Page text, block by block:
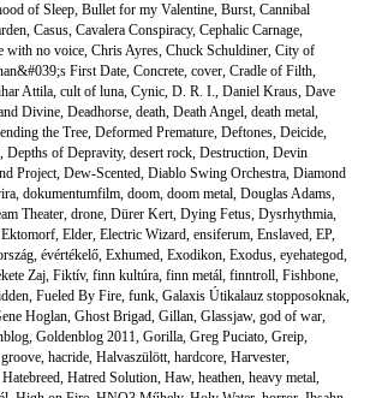
of Sleep, Bullet for my Valentine, Burst, Cannibal
, Casus, Cavalera Conspiracy, Cephalic Carnage,
with no voice, Chris Ayres, Chuck Schuldiner, City of
First Date, Concrete, cover, Cradle of Filth,
Attila, cult of luna, Cynic, D. R. I., Daniel Kraus, Dave
Divine, Deadhorse, death, Death Angel, death metal,
the Tree, Deformed Premature, Deftones, Deicide,
, Depths of Depravity, desert rock, Destruction, Devin
Project, Dew-Scented, Diablo Swing Orchestra, Diamond
, dokumentumfilm, doom, doom metal, Douglas Adams,
Theater, drone, Dürer Kert, Dying Fetus, Dysrhythmia,
Ektomorf, Elder, Electric Wizard, ensiferum, Enslaved, EP,
, évértékelő, Exhumed, Exodikon, Exodus, eyehategod,
Zaj, Fiktív, finn kultúra, finn metál, finntroll, Fishbone,
, Fueled By Fire, funk, Galaxis Útikalauz stopposoknak,
Hoglan, Ghost Brigad, Gillan, Glassjaw, god of war,
, Goldenblog 2011, Gorilla, Greg Puciato, Greip,
groove, hacride, Halvaszülött, hardcore, Harvester,
Hatebreed, Hatred Solution, Haw, heathen, heavy metal,